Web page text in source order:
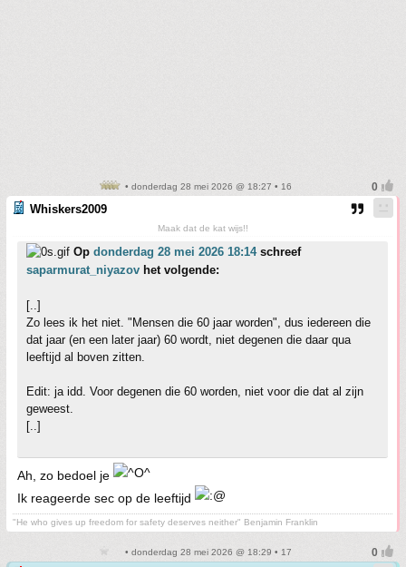
• donderdag 28 mei 2026 @ 18:27 • 16
Whiskers2009
Maak dat de kat wijs!!
Op donderdag 28 mei 2026 18:14schreef
saparmurat_niyazov het volgende:
[..]
Zo lees ik het niet. "Mensen die 60 jaar worden", dus iedereen die
dat jaar (en een later jaar) 60 wordt, niet degenen die daar qua
leeftijd al boven zitten.
Edit: ja idd. Voor degenen die 60 worden, niet voor die dat al zijn
geweest.
[..]
Ah, zo bedoel je
Ik reageerde sec op de leeftijd
"He who gives up freedom for safety deserves neither" Benjamin Franklin
• donderdag 28 mei 2026 @ 18:29 • 17